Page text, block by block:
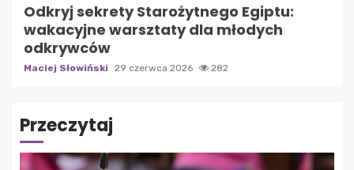
Odkryj sekrety Starożytnego Egiptu:
wakacyjne warsztaty dla młodych
odkrywców
Maciej Słowiński 29 czerwca 2026 282
Przeczytaj